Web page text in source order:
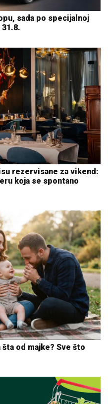
sada po specijalnoj
rezervisane za vikend:
koja se spontano
od majke? Sve što